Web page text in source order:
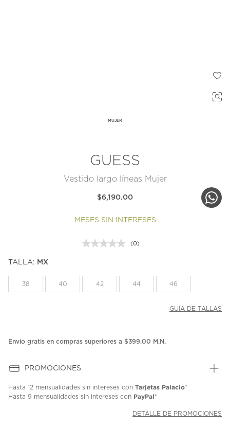
MUJER
GUESS
Vestido largo líneas Mujer
$6,190.00
MESES SIN INTERESES
Sin
la
misma
(0)
TALLA: MX
38 40 42 44 46
GUÍA DE TALLAS
Envío gratis en compras superiores a $399.00 M.N.
PROMOCIONES
Hasta 12 mensualidades sin intereses con Tarjetas Palacio*
Hasta 9 mensualidades sin intereses con PayPal*
DETALLE DE PROMOCIONES